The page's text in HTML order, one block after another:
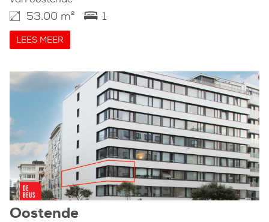
53.00 m² 1
LEES MEER
Oostende